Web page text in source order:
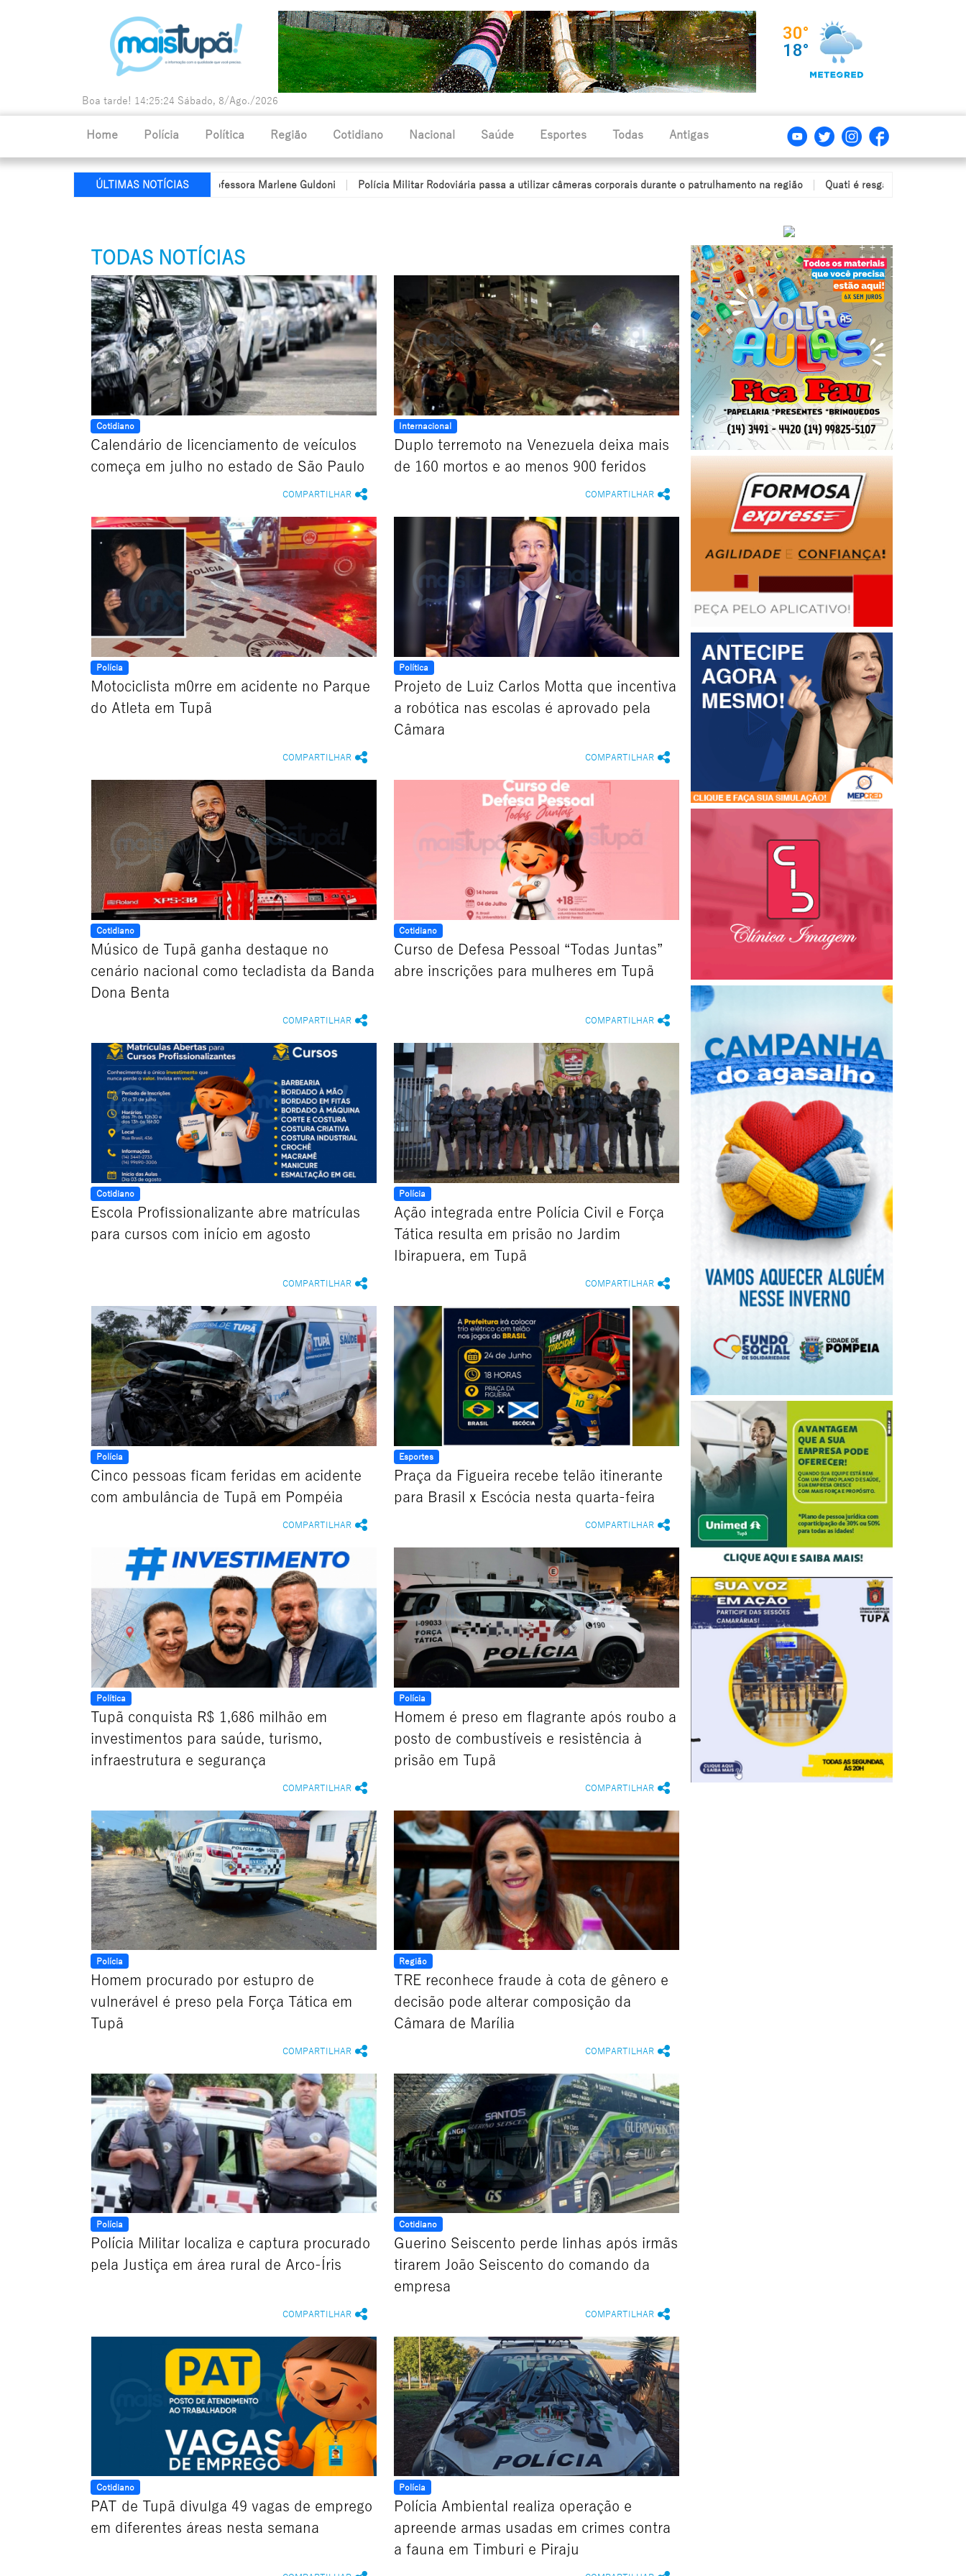
Boa tarde! 14:25:26 Sábado, 8/Ago./2026
Home Polícia Política Região Cotidiano Nacional Saúde Esportes Todas Antigas
ÚLTIMAS NOTÍCIAS
Educação recebe nome da professora Marlene Guldoni Polícia Militar Rodoviária passa a utilizar câmeras corporais durante o patrulhamento na região Quati é resgatado após ficar com a
TODAS NOTÍCIAS
Cotidiano
Calendário de licenciamento de veículos
começa em julho no estado de São Paulo
COMPARTILHAR
Internacional
Duplo terremoto na Venezuela deixa mais
de 160 mortos e ao menos 900 feridos
COMPARTILHAR
Polícia
Motociclista m0rre em acidente no Parque
do Atleta em Tupã
COMPARTILHAR
Política
Projeto de Luiz Carlos Motta que incentiva
a robótica nas escolas é aprovado pela
Câmara
COMPARTILHAR
Cotidiano
Músico de Tupã ganha destaque no
cenário nacional como tecladista da Banda
Dona Benta
COMPARTILHAR
Cotidiano
Curso de Defesa Pessoal “Todas Juntas”
abre inscrições para mulheres em Tupã
COMPARTILHAR
Cotidiano
Escola Profissionalizante abre matrículas
para cursos com início em agosto
COMPARTILHAR
Polícia
Ação integrada entre Polícia Civil e Força
Tática resulta em prisão no Jardim
Ibirapuera, em Tupã
COMPARTILHAR
Polícia
Cinco pessoas ficam feridas em acidente
com ambulância de Tupã em Pompéia
COMPARTILHAR
Esportes
Praça da Figueira recebe telão itinerante
para Brasil x Escócia nesta quarta-feira
COMPARTILHAR
Política
Tupã conquista R$ 1,686 milhão em
investimentos para saúde, turismo,
infraestrutura e segurança
COMPARTILHAR
Polícia
Homem é preso em flagrante após roubo a
posto de combustíveis e resistência à
prisão em Tupã
COMPARTILHAR
Polícia
Homem procurado por estupro de
vulnerável é preso pela Força Tática em
Tupã
COMPARTILHAR
Região
TRE reconhece fraude à cota de gênero e
decisão pode alterar composição da
Câmara de Marília
COMPARTILHAR
Polícia
Polícia Militar localiza e captura procurado
pela Justiça em área rural de Arco-Íris
COMPARTILHAR
Cotidiano
Guerino Seiscento perde linhas após irmãs
tirarem João Seiscento do comando da
empresa
COMPARTILHAR
Cotidiano
PAT de Tupã divulga 49 vagas de emprego
em diferentes áreas nesta semana
Polícia
Polícia Ambiental realiza operação e
apreende armas usadas em crimes contra
a fauna em Timburi e Piraju